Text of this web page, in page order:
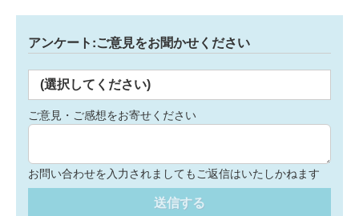
アンケート:ご意見をお聞かせください
(選択してください)
ご意見・ご感想をお寄せください
お問い合わせを入力されましてもご返信はいたしかねます
送信する